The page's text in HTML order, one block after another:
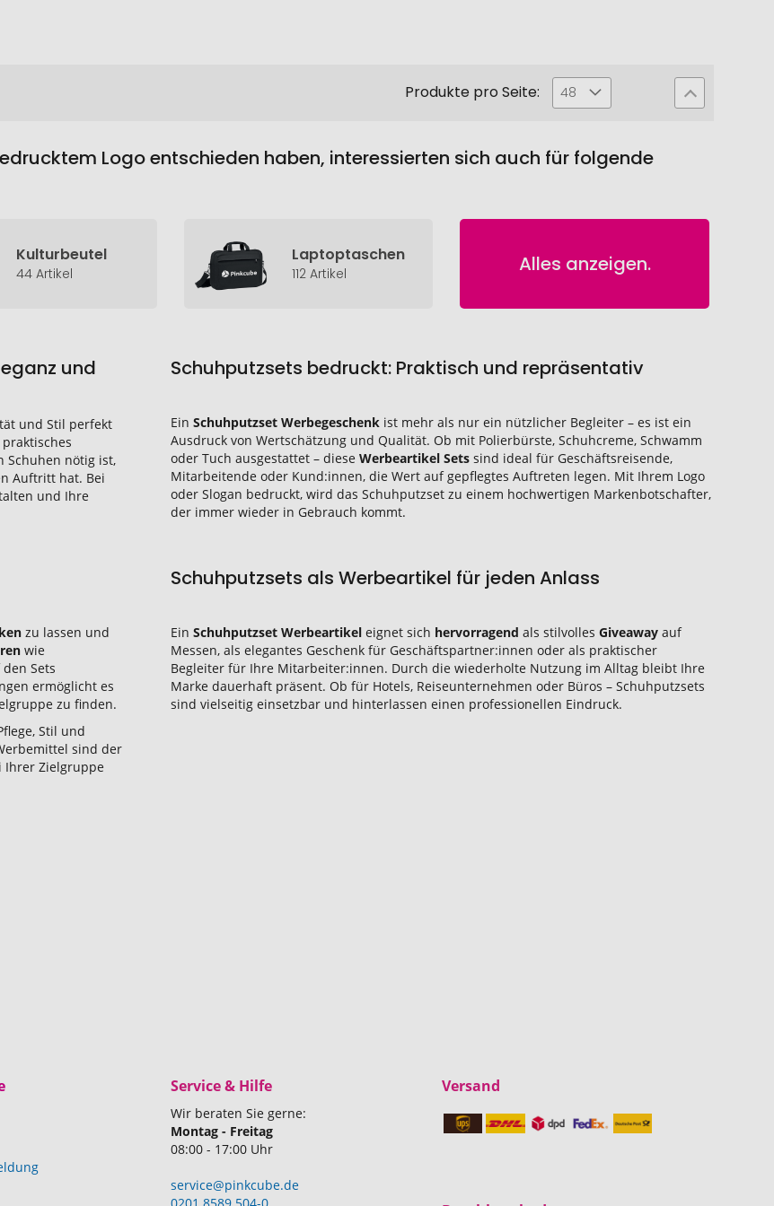
Produkte pro Seite: 48
Logo entschieden haben, interessierten sich auch für folgende
Kulturbeutel
44 Artikel
Laptoptaschen
112 Artikel Alles anzeigen.
und
und Stil perfekt
Schuhen nötig ist,
Auftritt hat. Bei
und Ihre
Schuhputzsets bedruckt: Praktisch und repräsentativ
Ein Schuhputzset Werbegeschenk ist mehr als nur ein nützlicher Begleiter – es ist ein
Ausdruck von Wertschätzung und Qualität. Ob mit Polierbürste, Schuhcreme, Schwamm
oder Tuch ausgestattet – diese Werbeartikel Sets sind ideal für Geschäftsreisende,
Mitarbeitende oder Kund:innen, die Wert auf gepflegtes Auftreten legen. Mit Ihrem Logo
oder Slogan bedruckt, wird das Schuhputzset zu einem hochwertigen Markenbotschafter,
der immer wieder in Gebrauch kommt.
zu lassen und
wie
Sets
ermöglicht es
zu finden.
Stil und
sind der
Zielgruppe
Schuhputzsets als Werbeartikel für jeden Anlass
Ein Schuhputzset Werbeartikel eignet sich hervorragend als stilvolles Giveaway auf
Messen, als elegantes Geschenk für Geschäftspartner:innen oder als praktischer
Begleiter für Ihre Mitarbeiter:innen. Durch die wiederholte Nutzung im Alltag bleibt Ihre
Marke dauerhaft präsent. Ob für Hotels, Reiseunternehmen oder Büros – Schuhputzsets
sind vielseitig einsetzbar und hinterlassen einen professionellen Eindruck.
Service & Hilfe
Wir beraten Sie gerne:
Montag - Freitag
08:00 - 17:00 Uhr
service@pinkcube.de
Versand